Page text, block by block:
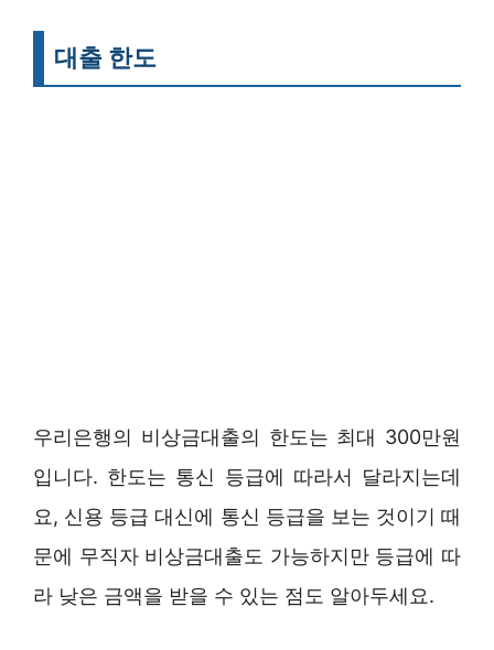
대출 한도
우리은행의 비상금대출의 한도는 최대 300만원
입니다. 한도는 통신 등급에 따라서 달라지는데
요, 신용 등급 대신에 통신 등급을 보는 것이기 때
문에 무직자 비상금대출도 가능하지만 등급에 따
라 낮은 금액을 받을 수 있는 점도 알아두세요.